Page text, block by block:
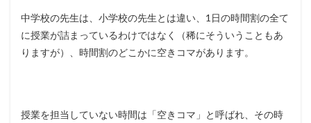
中学校の先生は、小学校の先生とは違い、1日の時間割の全て
に授業が詰まっているわけではなく（稀にそういうこともあ
りますが）、時間割のどこかに空きコマがあります。
授業を担当していない時間は「空きコマ」と呼ばれ、その時